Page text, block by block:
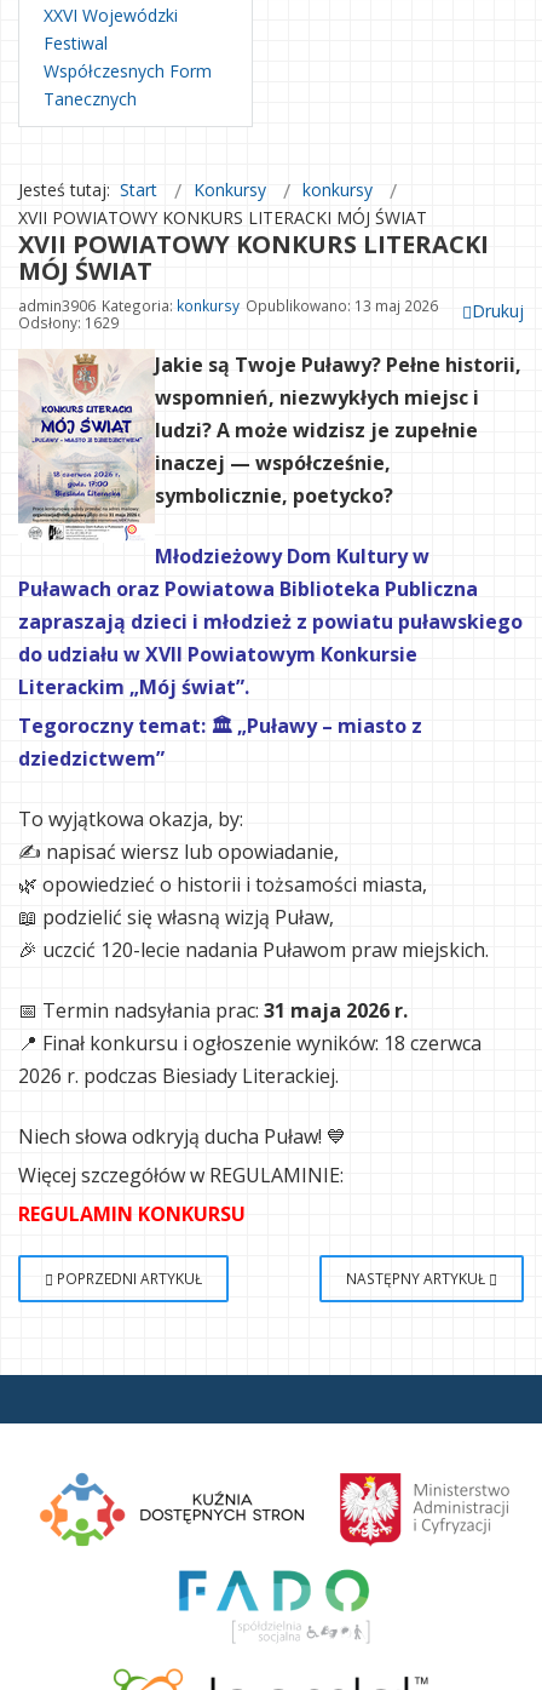
XXVI Wojewódzki
Festiwal
Współczesnych Form
Tanecznych
Jesteś tutaj: Start Konkursy
konkursy
XVII POWIATOWY KONKURS LITERACKI MÓJ ŚWIAT
XVII POWIATOWY KONKURS LITERACKI
MÓJ ŚWIAT
Drukuj
admin3906 Kategoria: konkursy Opublikowano: 13 maj 2026
Odsłony: 1629
Jakie są Twoje Puławy? Pełne historii,
wspomnień, niezwykłych miejsc i
ludzi? A może widzisz je zupełnie
inaczej — współcześnie,
symbolicznie, poetycko?
Młodzieżowy Dom Kultury w
Puławach oraz Powiatowa Biblioteka Publiczna
zapraszają dzieci i młodzież z powiatu puławskiego
do udziału w XVII Powiatowym Konkursie
Literackim „Mój świat”.
Tegoroczny temat: 🏛️ „Puławy – miasto z
dziedzictwem”
To wyjątkowa okazja, by:
✍️ napisać wiersz lub opowiadanie,
🌿 opowiedzieć o historii i tożsamości miasta,
📖 podzielić się własną wizją Puław,
🎉 uczcić 120-lecie nadania Puławom praw miejskich.
📅 Termin nadsyłania prac: 31 maja 2026 r.
📍 Finał konkursu i ogłoszenie wyników: 18 czerwca
2026 r. podczas Biesiady Literackiej.
Niech słowa odkryją ducha Puław! 💙
Więcej szczegółów w REGULAMINIE:
REGULAMIN KONKURSU
POPRZEDNI ARTYKUŁ NASTĘPNY ARTYKUŁ